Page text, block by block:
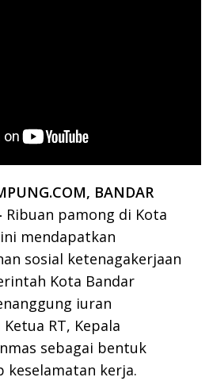
BANDAR
Ribuan pamong di Kota
mendapatkan
sosial ketenagakerjaan
Kota Bandar
iuran
Ketua RT, Kepala
sebagai bentuk
kerja.